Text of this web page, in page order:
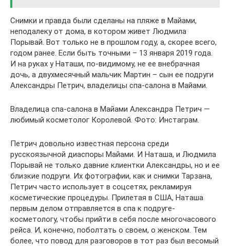
Снимки и правда были сделаны на пляже в Майами,
неподалеку от дома, в котором живет Людмила
Порывай. Вот только не в прошлом году, а, скорее всего,
годом ранее. Если быть точными – 13 января 2019 года.
И на руках у Наташи, по-видимому, не ее внебрачная
дочь, а двухмесячный мальчик Мартин – сын ее подруги
Александры Петрич, владелицы спа-салона в Майами.
Владелица спа-салона в Майами Александра Петрич —
любимый косметолог Королевой. Фото: Инстаграм.
Петрич довольно известная персона среди
русскоязычной диаспоры Майами. И Наташа, и Людмила
Порывай не только давние клиентки Александры, но и ее
близкие подруги. Их фотографии, как и снимки Тарзана,
Петрич часто использует в соцсетях, рекламируя
косметические процедуры. Прилетая в США, Наташа
первым делом отправляется в спа к подруге-
косметологу, чтобы прийти в себя после многочасового
рейса. И, конечно, поболтать о своем, о женском. Тем
более, что повод для разговоров в тот раз был весомый